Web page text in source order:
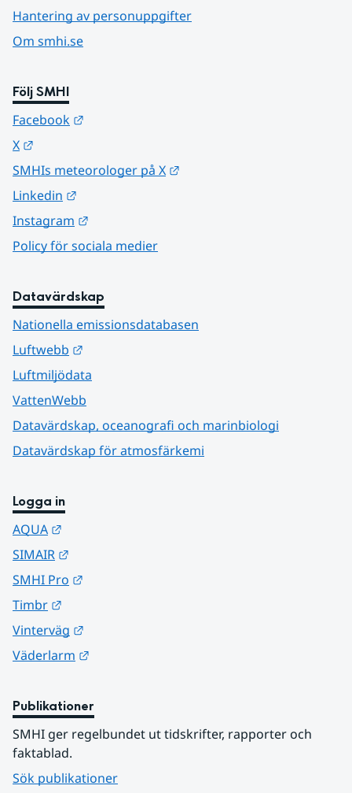
Hantering av personuppgifter
Om smhi.se
Följ SMHI
Facebook
X
SMHIs meteorologer på X
Linkedin
Instagram
Policy för sociala medier
Datavärdskap
Nationella emissionsdatabasen
Luftwebb
Luftmiljödata
VattenWebb
Datavärdskap, oceanografi och marinbiologi
Datavärdskap för atmosfärkemi
Logga in
AQUA
SIMAIR
SMHI Pro
Timbr
Vinterväg
Väderlarm
Publikationer
SMHI ger regelbundet ut tidskrifter, rapporter och
faktablad.
Sök publikationer